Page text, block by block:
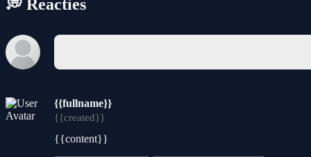
💭 Reacties
{{fullname}}
{{created}}
{{content}}